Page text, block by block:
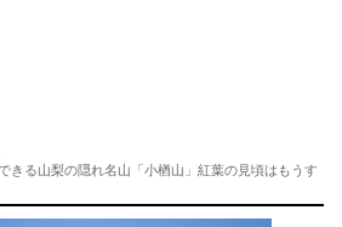
きる山梨の隠れ名山「小楢山」紅葉の見頃はもうす